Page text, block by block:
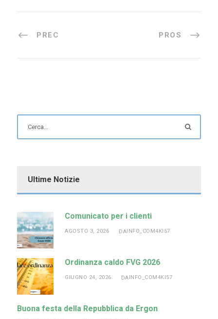
PREC PROS
Ultime Notizie
Comunicato per i clienti
AGOSTO 3, 2026 DAINFO_COM4KI57
Ordinanza caldo FVG 2026
GIUGNO 24, 2026 DAINFO_COM4KI57
Buona festa della Repubblica da Ergon